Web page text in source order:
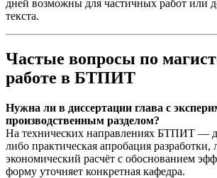
дней возможны для частичных работ или
текста.
Частые вопросы по
работе в БТПИТ
Нужна ли в диссертации глава с
производственным разделом?
На технических направлениях БТПИТ —
либо практическая апробация разработки,
экономический расчёт с обоснованием
форму уточняет конкретная кафедра.